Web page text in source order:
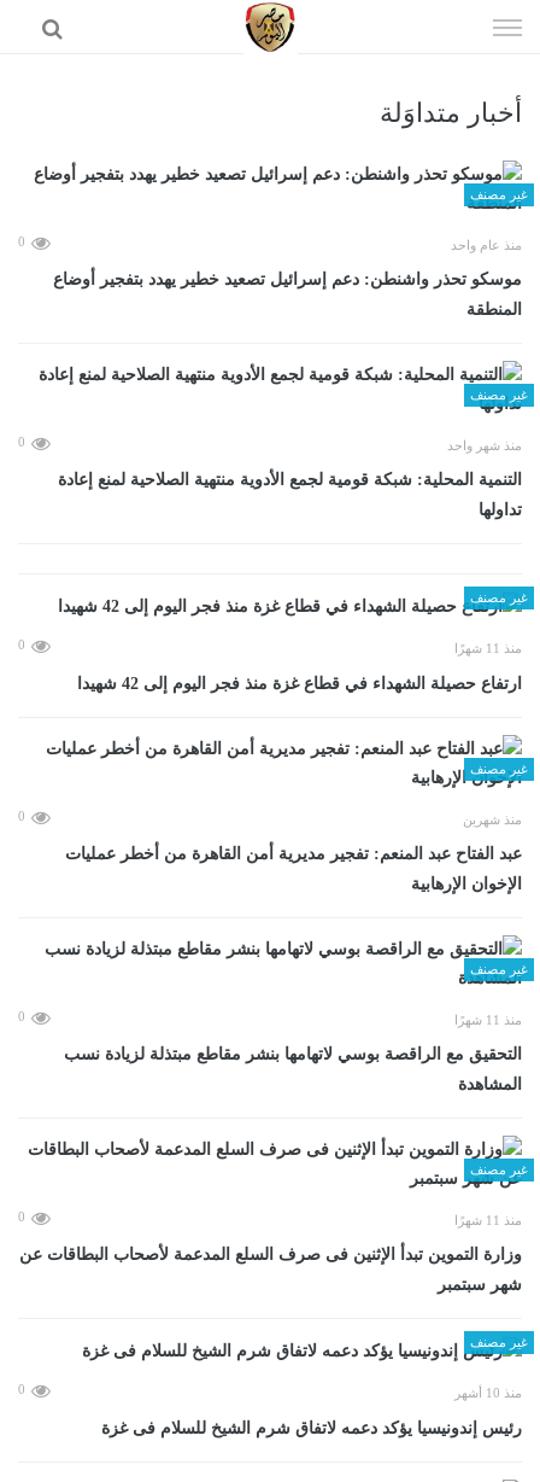
الى
أخبار متداوَلة
غير مصنف
منذ عام واحد 0
موسكو تحذر واشنطن: دعم إسرائيل تصعيد خطير يهدد بتفجير أوضاع
المنطقة
غير مصنف
منذ شهر واحد 0
التنمية المحلية: شبكة قومية لجمع الأدوية منتهية الصلاحية لمنع إعادة
تداولها
غير مصنف
منذ 11 شهرًا 0
ارتفاع حصيلة الشهداء في قطاع غزة منذ فجر اليوم إلى 42 شهيدا
غير مصنف
منذ شهرين 0
عبد الفتاح عبد المنعم: تفجير مديرية أمن القاهرة من أخطر عمليات
الإخوان الإرهابية
غير مصنف
منذ 11 شهرًا 0
التحقيق مع الراقصة بوسي لاتهامها بنشر مقاطع مبتذلة لزيادة نسب
المشاهدة
غير مصنف
منذ 11 شهرًا 0
وزارة التموين تبدأ الإثنين فى صرف السلع المدعمة لأصحاب البطاقات عن
شهر سبتمبر
غير مصنف
منذ 10 أشهر 0
رئيس إندونيسيا يؤكد دعمه لاتفاق شرم الشيخ للسلام فى غزة